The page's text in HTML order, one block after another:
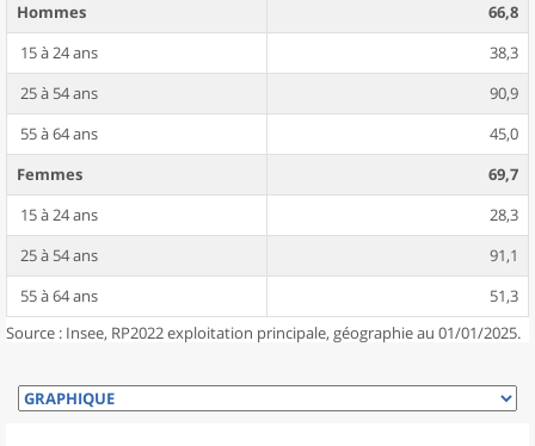
Hommes
66,8
15 à 24 ans
38,3
25 à 54 ans
90,9
55 à 64 ans
45,0
Femmes
69,7
15 à 24 ans
28,3
25 à 54 ans
91,1
55 à 64 ans
51,3
Source : Insee, RP2022 exploitation principale, géographie au 01/01/2025.